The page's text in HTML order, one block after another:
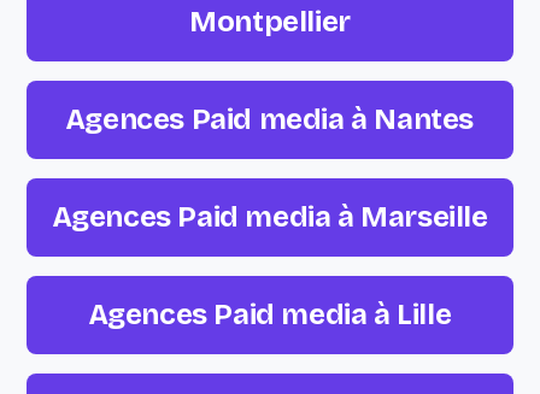
Montpellier
Agences Paid media à Nantes
Agences Paid media à Marseille
Agences Paid media à Lille